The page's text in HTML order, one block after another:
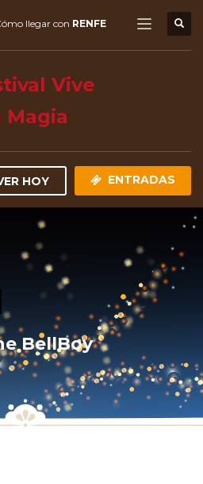
llegar con RENFE
HOY ENTRADAS
BellBoy